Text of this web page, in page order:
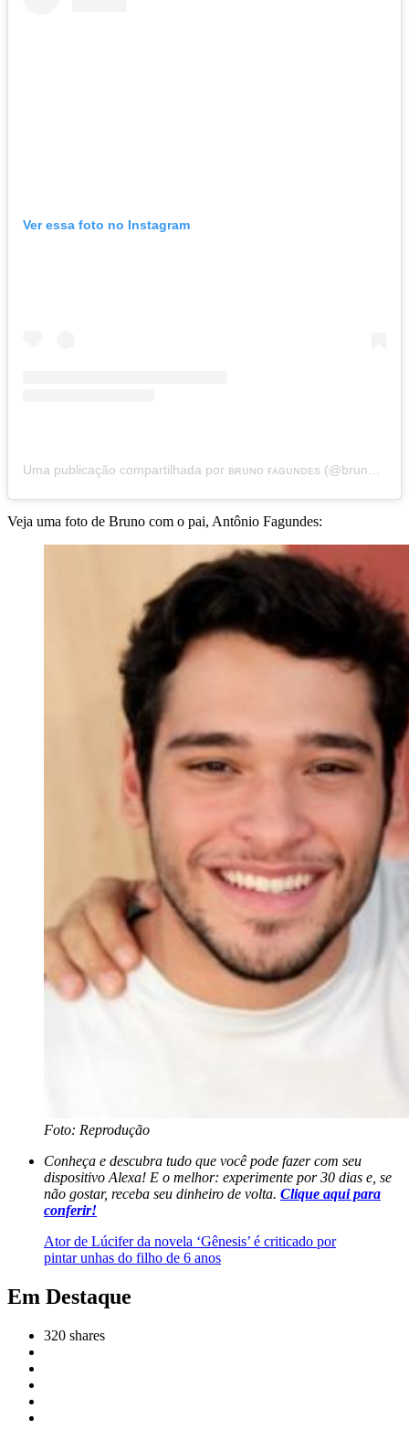
Ver essa foto no Instagram
Uma publicação compartilhada por ʙʀᴜɴᴏ ғᴀɢᴜɴᴅᴇs (@bruno.fagundes)
Veja uma foto de Bruno com o pai, Antônio Fagundes:
Foto: Reprodução
Conheça e descubra tudo que você pode fazer com seu
dispositivo Alexa! E o melhor: experimente por 30 dias e, se
não gostar, receba seu dinheiro de volta. Clique aqui para
conferir!
Ator de Lúcifer da novela ‘Gênesis’ é criticado por
pintar unhas do filho de 6 anos
Em Destaque
320 shares